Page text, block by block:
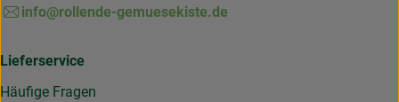
info@rollende-gemuesekiste.de
Lieferservice
Häufige Fragen